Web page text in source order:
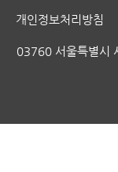
개인정보처리방침
03760 서울특별시